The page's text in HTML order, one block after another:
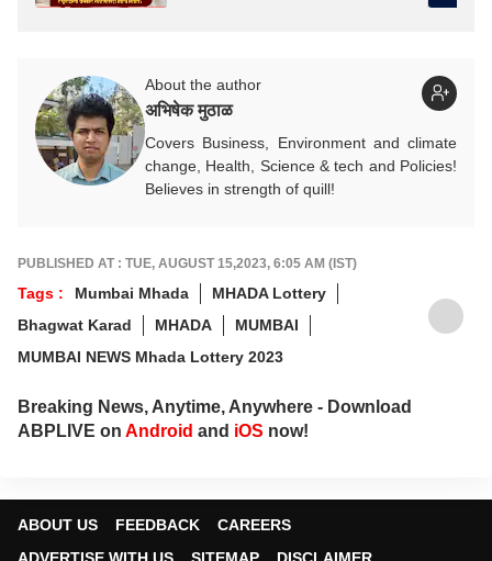
About the author
अभिषेक मुठाळ
Covers Business, Environment and climate
change, Health, Science & tech and Policies!
Believes in strength of quill!
PUBLISHED AT : TUE, AUGUST 15,2023, 6:05 AM (IST)
Tags : Mumbai Mhada
MHADA Lottery
Bhagwat Karad
MHADA
MUMBAI
MUMBAI NEWS Mhada Lottery 2023
Breaking News, Anytime, Anywhere - Download
ABPLIVE on Android and iOS now!
ABOUT US FEEDBACK
CAREERS
ADVERTISE WITH US
SITEMAP DISCLAIMER